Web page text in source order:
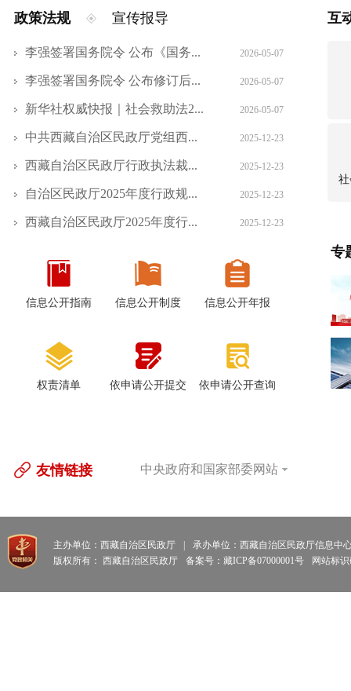
政策法规 宣传报导
李强签署国务院令 公布《国务... 2026-05-07
李强签署国务院令 公布修订后... 2026-05-07
新华社权威快报｜社会救助法2... 2026-05-07
中共西藏自治区民政厅党组西... 2025-12-23
西藏自治区民政厅行政执法裁... 2025-12-23
自治区民政厅2025年度行政规... 2025-12-23
西藏自治区民政厅2025年度行... 2025-12-23
信息公开指南 信息公开制度 信息公开年报
权责清单 依申请公开提交 依申请公开查询
互
专
友情链接 中央政府和国家部委网站
主办单位：西藏自治区民政厅
承办单位：西藏自治区民政厅信息中
版权所有： 西藏自治区民政厅
备案号：藏ICP备07000001号 网站标识